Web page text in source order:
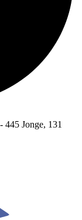
Jonge, 131